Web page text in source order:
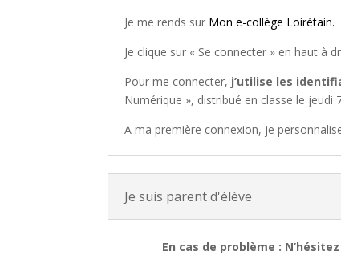
Je me rends sur Mon e-collège Loirétain.
Je clique sur « Se connecter » en haut à
Pour me connecter, j’utilise les
Numérique », distribué en classe le jeudi
A ma première connexion, je
Je suis parent d'élève
En cas de problème :